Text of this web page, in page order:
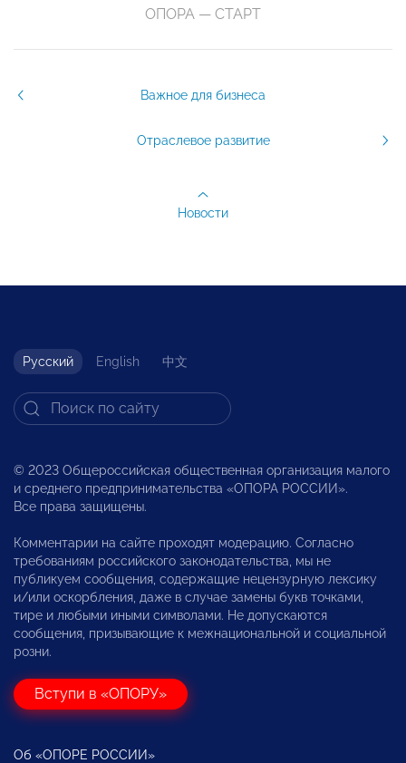
ОПОРА — СТАРТ
Важное для бизнеса
Отраслевое развитие
Новости
Русский English 中文
© 2023 Общероссийская общественная организация малого
и среднего предпринимательства «ОПОРА РОССИИ».
Все права защищены.
Комментарии на сайте проходят модерацию. Согласно
требованиям российского законодательства, мы не
публикуем сообщения, содержащие нецензурную лексику
и/или оскорбления, даже в случае замены букв точками,
тире и любыми иными символами. Не допускаются
сообщения, призывающие к межнациональной и социальной
розни.
Вступи в «ОПОРУ»
Об «ОПОРЕ РОССИИ»